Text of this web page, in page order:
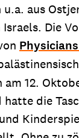
u.a. aus
Die
12.
hatte die